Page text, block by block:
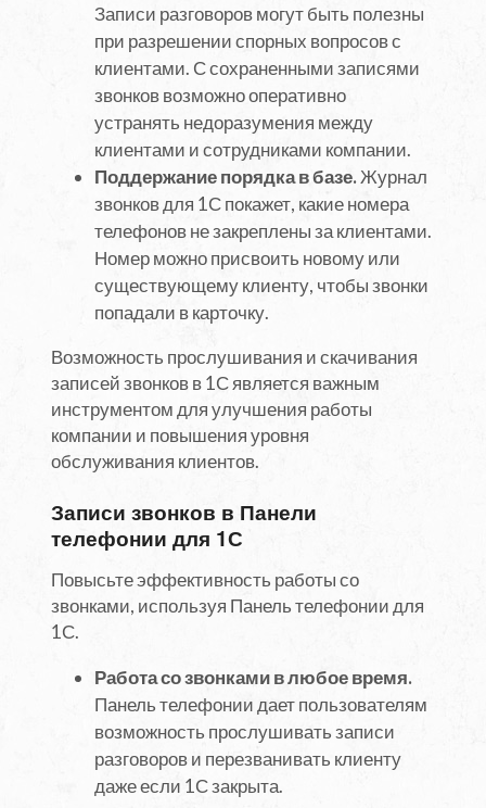
Записи разговоров могут быть полезны
при разрешении спорных вопросов с
клиентами. С сохраненными записями
звонков возможно оперативно
устранять недоразумения между
клиентами и сотрудниками компании.
Поддержание порядка в базе.Журнал
звонков для 1С покажет, какие номера
телефонов не закреплены за клиентами.
Номер можно присвоить новому или
существующему клиенту, чтобы звонки
попадали в карточку.
Возможность прослушивания и скачивания
записей звонков в 1С является важным
инструментом для улучшения работы
компании и повышения уровня
обслуживания клиентов.
Записи звонков в Панели
телефонии для 1С
Повысьте эффективность работы со
звонками, используя Панель телефонии для
1С.
Работа со звонками в любое время.
Панель телефонии дает пользователям
возможность прослушивать записи
разговоров и перезванивать клиенту
даже если 1С закрыта.